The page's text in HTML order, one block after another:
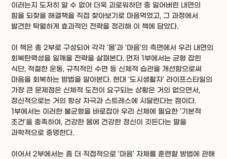
이러는지 도저히 알 수 없어 더욱 괴로워하던 중 잃어버린 내면의
힘을 되찾을 해결책을 직접 찾아보기로 마음먹었고, 그 과정에서
발견한 탁월하게 효과적인 전략을 정리해 이 책에 담았다.
이 책은 총 2부로 구성되어 각각 ‘몸’과 ‘마음’의 측면에서 우리 내면의
회복탄력성을 일깨울 전략을 살펴본다. 먼저 1부에서는 균형 잡힌
식단, 적절한 운동, 규칙적인 수면 등 신체적 습관을 개선함으로써
마음을 회복하는 방법을 알아본다. 현대 ‘도시생활자’ 라이프스타일의
가장 큰 문제점은 신체적 도전이 요구되는 상황은 거의 없으면서,
정신적으로는 거의 항상 자극과 스트레스에 시달린다는 점이다.
1부에서는 이러한 불균형을 바로잡아 우리 신체에 필요한 ‘기본적
조건’을 충족하여, 건강한 몸에 건강한 정신이 깃든다는 말을
과학적으로 증명한다.
이어서 2부에서는 좀 더 직접적으로 ‘마음’ 자체를 훈련할 방법에 관해